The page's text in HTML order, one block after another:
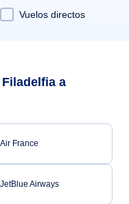
Vuelos directos
a
Air France
JetBlue Airways